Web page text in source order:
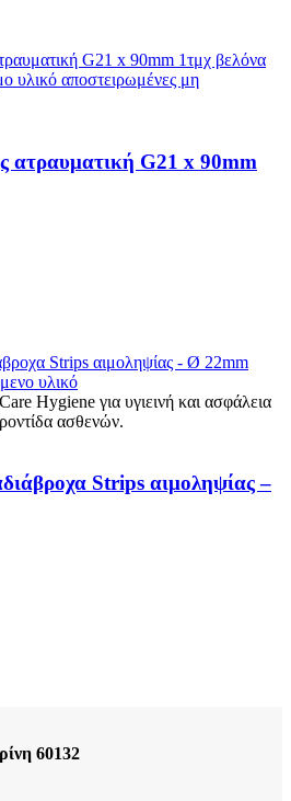
ατραυματική G21 x 90mm
Strips αιμοληψίας –
60132